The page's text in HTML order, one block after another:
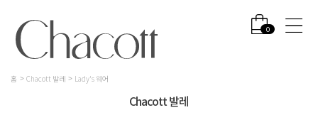
0
홈 Chacott 발레 Lady's 웨어
Chacott 발레